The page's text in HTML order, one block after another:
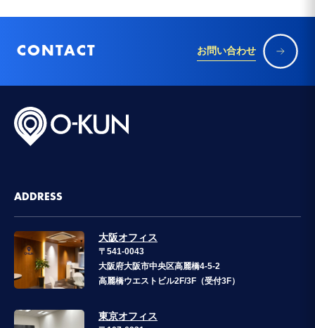
CONTACT お問い合わせ
ADDRESS
大阪オフィス
〒541-0043
大阪府大阪市中央区高麗橋4-5-2
高麗橋ウエストビル2F/3F（受付3F）
東京オフィス